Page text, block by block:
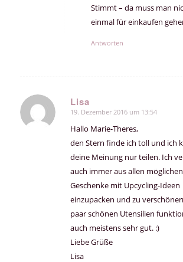
Stimmt – da muss man
einmal für einkaufen
Antworten
Lisa
sagte:
19. Dezember 2016 um 13:54
Hallo Marie-Theres,
den Stern finde ich toll und ich
deine Meinung nur teilen. Ich
auch immer aus allen
Geschenke mit Upcycling-Ideen
einzupacken und zu
paar schönen Utensilien
auch meistens sehr gut. :)
Liebe Grüße
Lisa